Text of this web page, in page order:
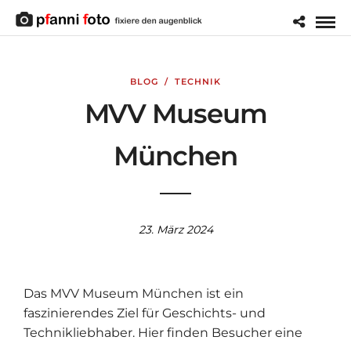
BLOG / TECHNIK
MVV Museum
München
23. März 2024
Das MVV Museum München ist ein
faszinierendes Ziel für Geschichts- und
Technikliebhaber. Hier finden Besucher eine